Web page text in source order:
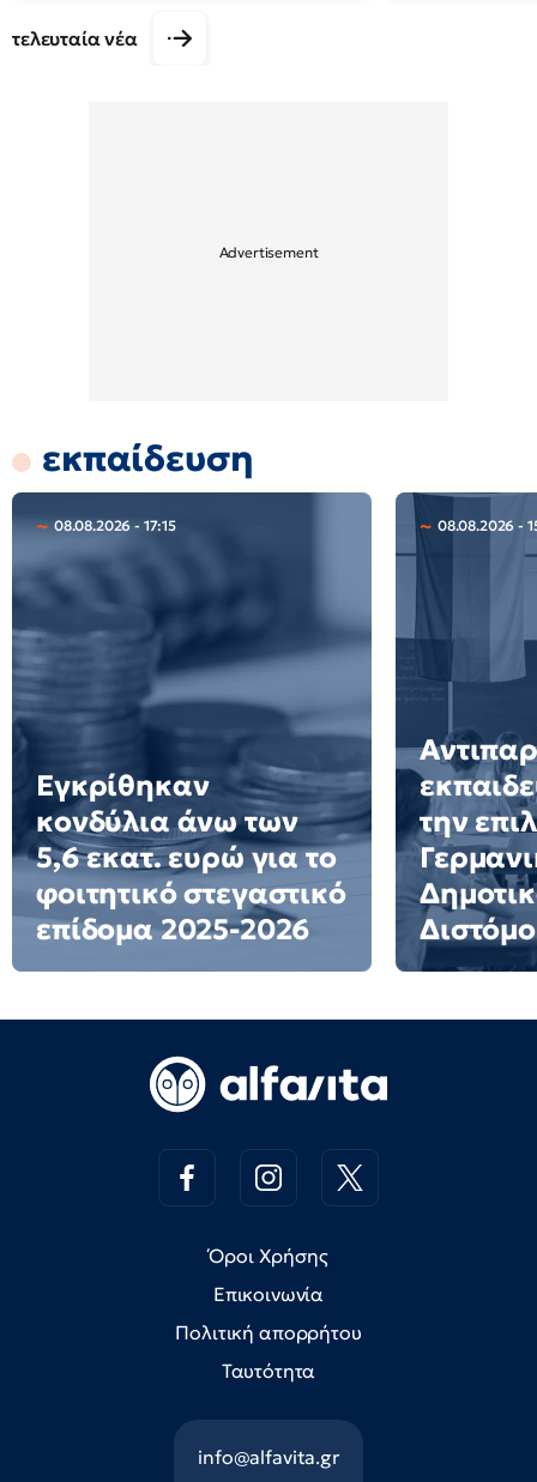
τελευταία νέα
εκπαίδευση
08.08.2026 - 17:15
Εγκρίθηκαν
κονδύλια άνω των
5,6 εκατ. ευρώ για το
φοιτητικό στεγαστικό
επίδομα 2025-2026
08.08.2026 -
την
Όροι Χρήσης
Επικοινωνία
Πολιτική απορρήτου
Ταυτότητα
info@alfavita.gr